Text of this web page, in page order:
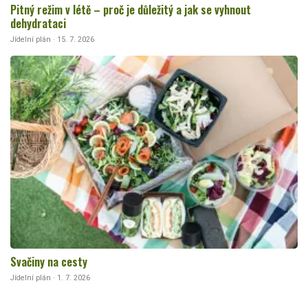
Pitný režim v létě – proč je důležitý a jak se vyhnout
dehydrataci
Jídelní plán · 15. 7. 2026
Svačiny na cesty
Jídelní plán · 1. 7. 2026